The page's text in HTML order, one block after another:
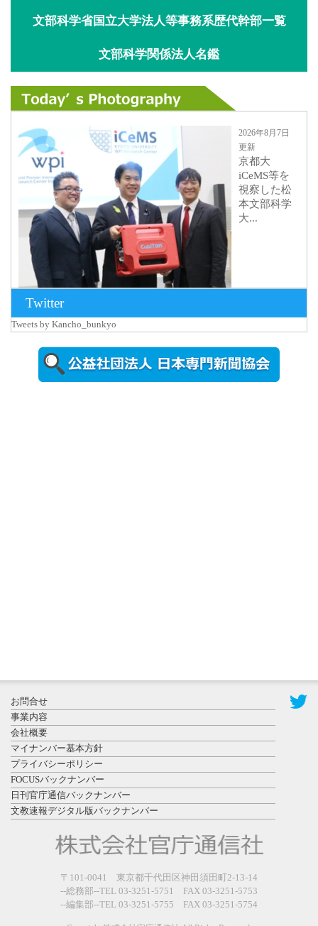
文部科学省国立大学法人等事務系歴代幹部一覧
文部科学関係法人名鑑
2026年8月7日
更新
京都大
iCeMS等を
視察した松
本文部科学
大...
2026年8月5日
更新
農工大で大
登録有形文
化財となっ
た東北大植
物園八...
日更新
県警等と大
規模災害時
Twitter
Tweets by Kancho_bunkyo
お問合せ
事業内容
会社概要
マイナンバー基本方針
プライバシーポリシー
FOCUSバックナンバー
日刊官庁通信バックナンバー
文教速報デジタル版バックナンバー
〒101-0041 東京都千代田区神田須田町2-13-14
--総務部--TEL 03-3251-5751 FAX 03-3251-5753
--編集部--TEL 03-3251-5755 FAX 03-3251-5754